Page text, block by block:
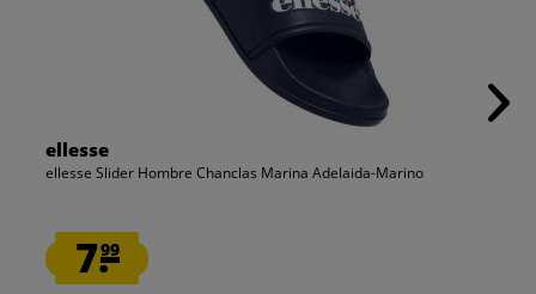
ellesse
ellesse Slider Hombre Chanclas Marina Adelaida-Marino
7.99